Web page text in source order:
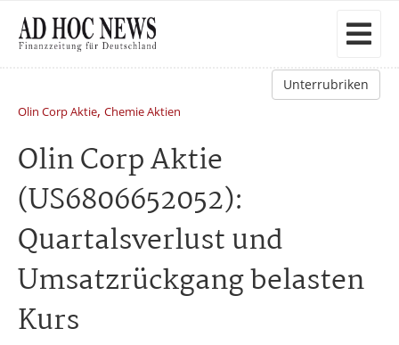
Unterrubriken
Olin Corp Aktie, Chemie Aktien
Olin Corp Aktie
(US6806652052):
Quartalsverlust und
Umsatzrückgang belasten
Kurs